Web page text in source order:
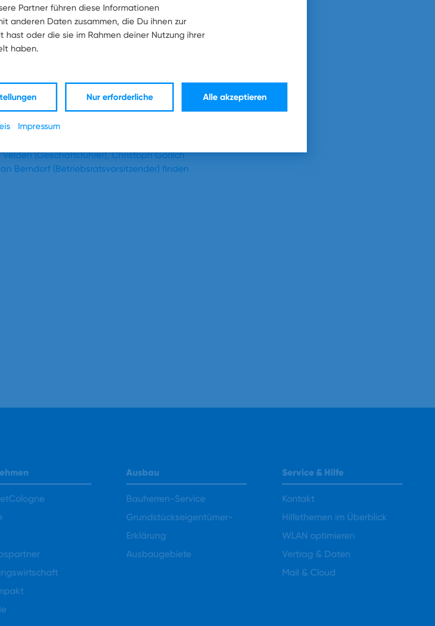
Partner führen diese Informationen
anderen Daten zusammen, die Du ihnen zur
hast oder die sie im Rahmen deiner Nutzung ihrer
haben.
Nur erforderliche Alle akzeptieren
Impressum
sich mit großer Begeisterung für ihre
zum Erfolg der Firma und Teamgeist
nicht nur positiv auf das Arbeitsklima
auf die Zufriedenheit unserer Kunden“,
innerhalb des Unternehmens zu
regelmäßig Mitarbeiterevents, bei denen
Arbeitsalltags die Möglichkeit haben, sich
(Geschäftsführer), Christoph Görlich
Berndorf (Betriebsratsvorsitzender) finden
Ausbau
Bauherren-Service
Grundstückseigentümer-
Erklärung
Ausbaugebiete
Service & Hilfe
Kontakt
Hilfethemen im Überblick
WLAN optimieren
Vertrag & Daten
Mail & Cloud